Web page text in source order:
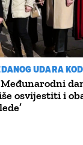
UDARA
osvijestiti i